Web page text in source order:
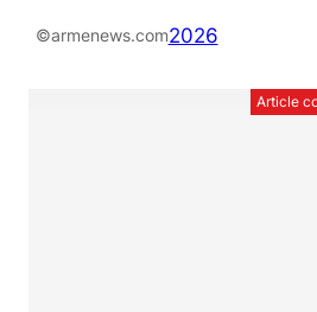
©armenews.com2026
Article